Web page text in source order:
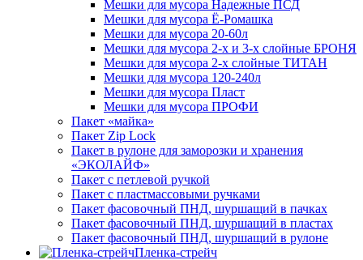
Мешки для мусора Надежные ПСД
Мешки для мусора Ё-Ромашка
Мешки для мусора 20-60л
Мешки для мусора 2-х и 3-х слойные БРОНЯ
Мешки для мусора 2-х слойные ТИТАН
Мешки для мусора 120-240л
Мешки для мусора Пласт
Мешки для мусора ПРОФИ
Пакет «майка»
Пакет Zip Lock
Пакет в рулоне для заморозки и хранения
«ЭКОЛАЙФ»
Пакет с петлевой ручкой
Пакет с пластмассовыми ручками
Пакет фасовочный ПНД, шуршащий в пачках
Пакет фасовочный ПНД, шуршащий в пластах
Пакет фасовочный ПНД, шуршащий в рулоне
Пленка-стрейч